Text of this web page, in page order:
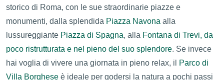
storico di Roma, con le sue straordinarie piazze e
monumenti, dalla splendida Piazza Navona alla
lussureggiante Piazza di Spagna, alla Fontana di Trevi, da
poco ristrutturata e nel pieno del suo splendore. Se invece
hai voglia di vivere una giornata in pieno relax, il
Parco di
Villa Borghese è ideale per godersi la natura a pochi passi